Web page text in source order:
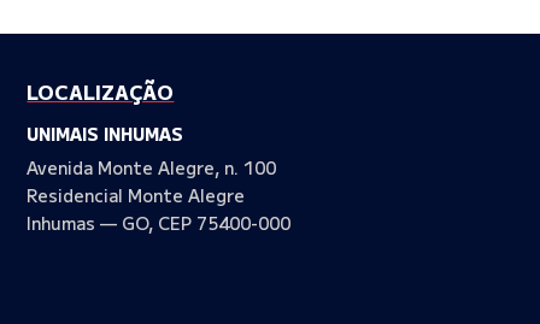
LOCALIZAÇÃO
UNIMAIS INHUMAS
Avenida Monte Alegre, n. 100
Residencial Monte Alegre
Inhumas — GO, CEP 75400-000